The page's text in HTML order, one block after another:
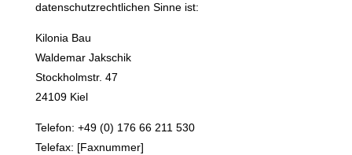
datenschutzrechtlichen Sinne ist:
Kilonia Bau
Waldemar Jakschik
Stockholmstr. 47
24109 Kiel
Telefon: +49 (0) 176 66 211 530
Telefax: [Faxnummer]